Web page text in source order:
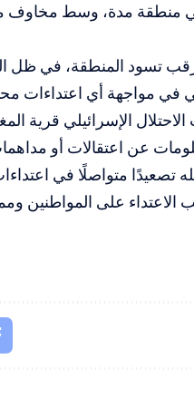
مدة، وسط مخاوف من
تسود المنطقة، في ظل
في مواجهة أي اعتداءات
الإسرائيلي قرية
عن اعتقالات أو
متواصلًا في
الاعتداء على المواطنين